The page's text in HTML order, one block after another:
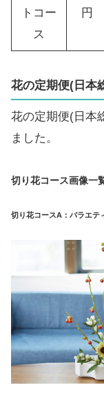
トコー
ス
円
花の定期便(日本
花の定期便(日本
ました。
切り花コース画像一
切り花コースA：バラエテ